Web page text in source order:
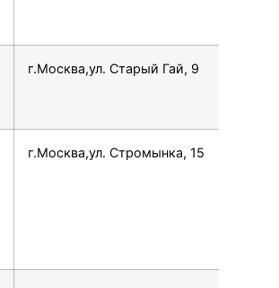
г.Москва,ул. Старый Гай, 9
г.Москва,ул. Стромынка, 15